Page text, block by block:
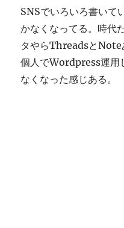
SNSでいろいろ書いて
かなくなってる。時代
タやらThreadsとNote
個人でWordpress運用
なくなった感じある。